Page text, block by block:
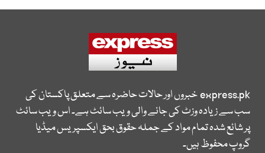
express.pkخبروں اور حالات حاضرہ سے متعلق پاکستان کی
سب سے زیادہ وزٹ کی جانے والی ویب سائٹ ہے۔ اس ویب سائٹ
پر شائع شدہ تمام مواد کے جملہ حقوق بحق ایکسپریس میڈیا
گروپ محفوظ ہیں۔